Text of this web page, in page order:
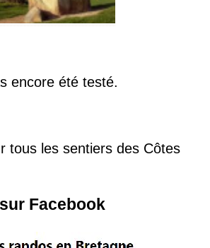
encore été testé.
tous les sentiers des Côtes
Facebook